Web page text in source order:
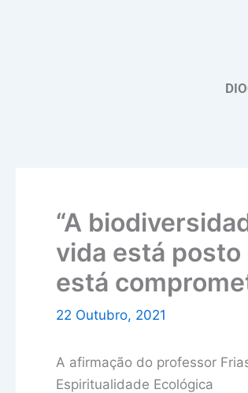
“A
vida está posto
está
22 Outubro, 2021
A afirmação do professor
Espiritualidade Ecológica